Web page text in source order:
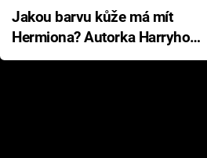
Jakou barvu kůže má mít
Hermiona? Autorka Harryho
Pottera přišla s ráznou